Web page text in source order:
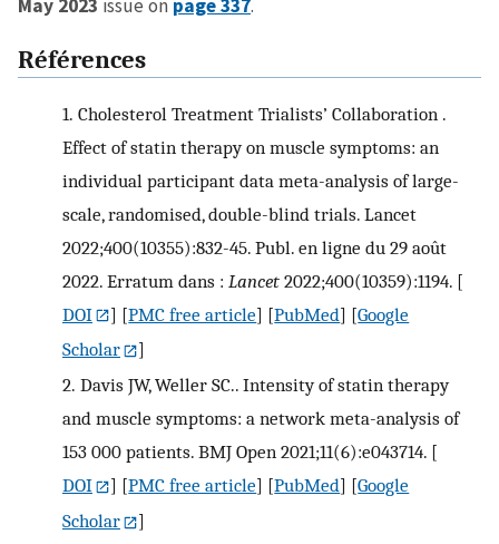
May 2023 issue on page 337.
Références
1. Cholesterol Treatment Trialists’ Collaboration .
Effect of statin therapy on muscle symptoms: an
individual participant data meta-analysis of large-
scale, randomised, double-blind trials. Lancet
2022;400(10355):832-45. Publ. en ligne du 29 août
2022. Erratum dans : Lancet 2022;400(10359):1194. [
DOI
] [PMC free article] [PubMed] [Google
Scholar
]
2. Davis JW, Weller SC.. Intensity of statin therapy
and muscle symptoms: a network meta-analysis of
153 000 patients. BMJ Open 2021;11(6):e043714. [
DOI
] [PMC free article] [PubMed] [Google
Scholar
]